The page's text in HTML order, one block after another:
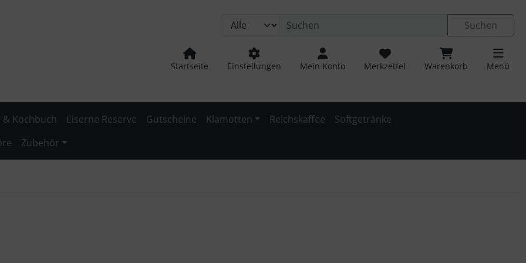
Springe zu den allgemeinen Informationen
Suchen
Startseite Einstellungen Mein Konto Merkzettel Warenkorb Menü
& Kochbuch Eiserne Reserve Gutscheine Klamotten Reichskaffee
Softgetränke
Zubehör